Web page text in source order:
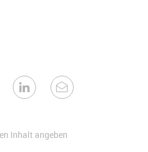
Inhalt angeben